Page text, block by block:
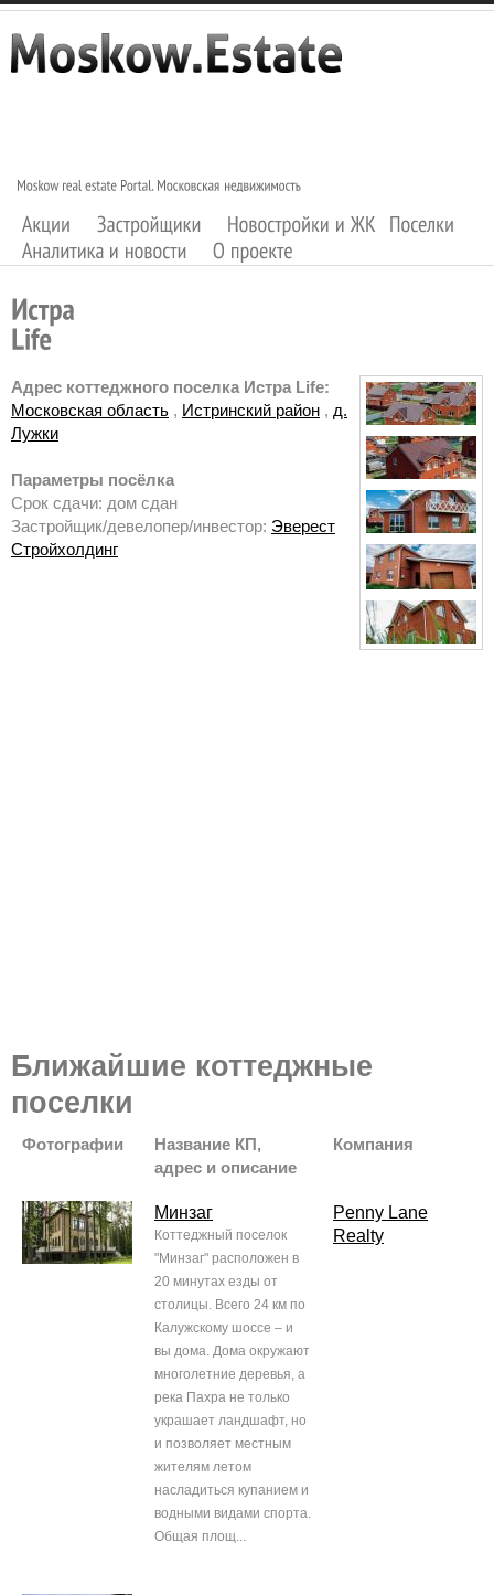
Адрес коттеджного поселка Истра Life:
Московская область , Истринский район , д.
Лужки
Параметры посёлка
Срок сдачи: дом сдан
Застройщик/девелопер/инвестор: Эверест
Стройхолдинг
Ближайшие коттеджные
поселки
Фотографии
Название КП,
адрес и описание
Компания
Минзаг
Коттеджный поселок
"Минзаг" расположен в
20 минутах езды от
столицы. Всего 24 км по
Калужскому шоссе – и
вы дома. Дома окружают
многолетние деревья, а
река Пахра не только
украшает ландшафт, но
и позволяет местным
жителям летом
насладиться купанием и
водными видами спорта.
Общая площ...
Penny Lane
Realty